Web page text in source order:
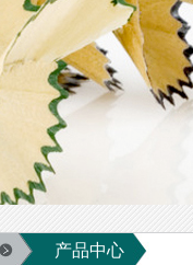
产品中心